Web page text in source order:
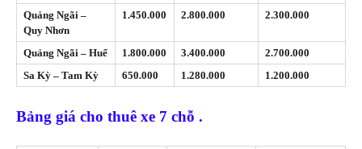
Quảng Ngãi –
Quy Nhơn
1.450.000 2.800.000 2.300.000
Quảng Ngãi – Huế 1.800.000 3.400.000
2.700.000
Sa Kỳ – Tam Kỳ
650.000 1.280.000 1.200.000
Bảng giá cho thuê xe 7 chỗ .